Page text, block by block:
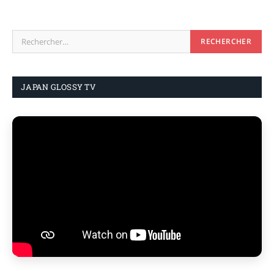
JAPAN GLOSSY TV